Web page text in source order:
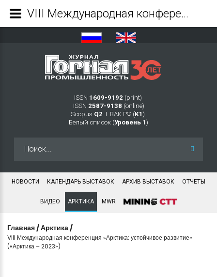
ISSN 1609-9192 (print)
ISSN 2587-9138 (online)
Scopus Q2 Ι ВАК РФ (K1 )
Белый список (Уровень 1 )
НОВОСТИ КАЛЕНДАРЬ ВЫСТАВОК АРХИВ ВЫСТАВОК ОТЧЕТЫ
ВИДЕО АРКТИКА MWR
Главная /Арктика /
VIII Международная конференция «Арктика: устойчивое развитие»
(«Арктика – 2023»)
VIII Международная конференция «Арктика: устойчивое развитие» («Арктика – 2023») - Журнал Горная промышленность